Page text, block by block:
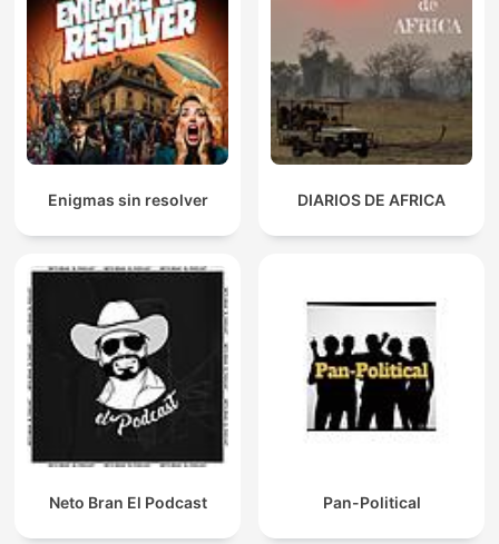
Enigmas sin resolver DIARIOS DE AFRICA
Neto Bran El Podcast Pan-Political